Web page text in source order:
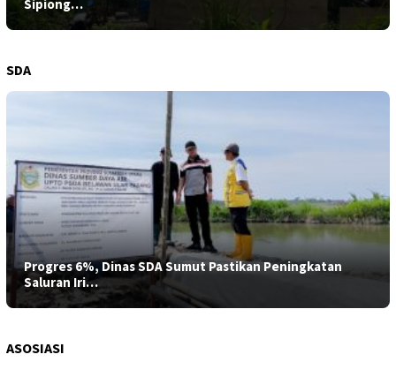
Sipiong…
SDA
Progres 6%, Dinas SDA Sumut Pastikan Peningkatan
Saluran Iri…
ASOSIASI